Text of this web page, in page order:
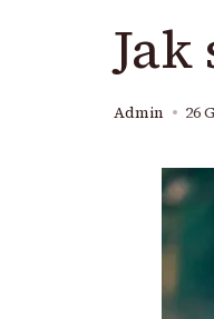
Admin 26